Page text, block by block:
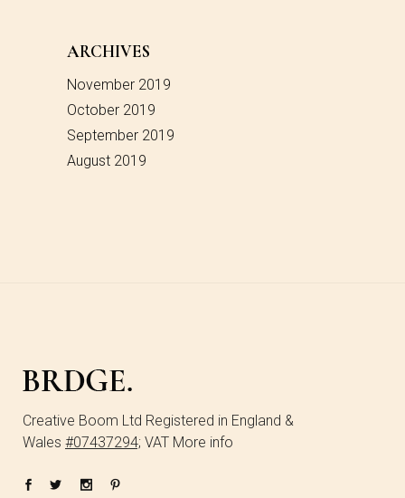
ARCHIVES
November 2019
October 2019
September 2019
August 2019
Creative Boom Ltd Registered in England &
Wales #07437294; VAT More info